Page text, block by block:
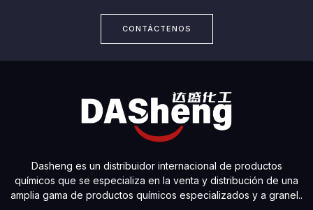
CONTÁCTENOS
Dasheng es un distribuidor internacional de productos
químicos que se especializa en la venta y distribución de una
amplia gama de productos químicos especializados y a granel..